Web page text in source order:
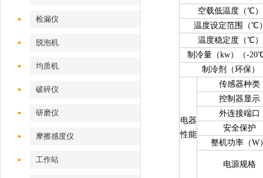
检漏仪
脱泡机
均质机
破碎仪
研磨仪
摩擦感度仪
工作站
空载低温度（℃）
温度设定范围（℃
温度稳定度（℃）
制冷量（kw）（-
制冷剂（环保）
电器
性能
传感器种类
控制器显示
外连接端口
安全保护
整机功率（W
电源规格